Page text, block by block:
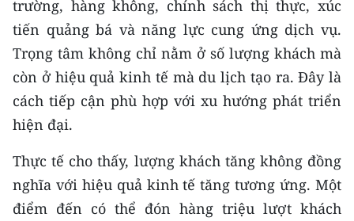
trường, hàng không, chính sách thị thực, xúc
tiến quảng bá và năng lực cung ứng dịch vụ.
Trọng tâm không chỉ nằm ở số lượng khách mà
còn ở hiệu quả kinh tế mà du lịch tạo ra. Đây là
cách tiếp cận phù hợp với xu hướng phát triển
hiện đại.
Thực tế cho thấy, lượng khách tăng không đồng
nghĩa với hiệu quả kinh tế tăng tương ứng. Một
điểm đến có thể đón hàng triệu lượt khách